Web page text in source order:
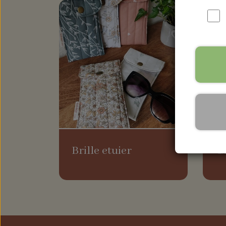
RYGSÆKKE
BABYLØJER HOME EDITION
BRILLE ETUIER
COMPUTER SLEEVES
Brille etuier